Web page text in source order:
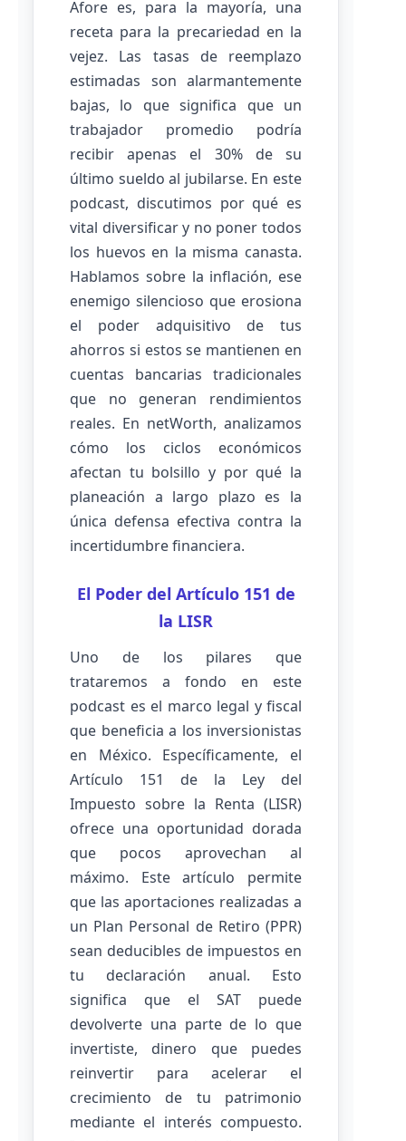
Afore es, para la mayoría, una
receta para la precariedad en la
vejez. Las tasas de reemplazo
estimadas son alarmantemente
bajas, lo que significa que un
trabajador promedio podría
recibir apenas el 30% de su
último sueldo al jubilarse. En este
podcast, discutimos por qué es
vital diversificar y no poner todos
los huevos en la misma canasta.
Hablamos sobre la inflación, ese
enemigo silencioso que erosiona
el poder adquisitivo de tus
ahorros si estos se mantienen en
cuentas bancarias tradicionales
que no generan rendimientos
reales. En netWorth, analizamos
cómo los ciclos económicos
afectan tu bolsillo y por qué la
planeación a largo plazo es la
única defensa efectiva contra la
incertidumbre financiera.
El Poder del Artículo 151 de
la LISR
Uno de los pilares que
trataremos a fondo en este
podcast es el marco legal y fiscal
que beneficia a los inversionistas
en México. Específicamente, el
Artículo 151 de la Ley del
Impuesto sobre la Renta (LISR)
ofrece una oportunidad dorada
que pocos aprovechan al
máximo. Este artículo permite
que las aportaciones realizadas a
un Plan Personal de Retiro (PPR)
sean deducibles de impuestos en
tu declaración anual. Esto
significa que el SAT puede
devolverte una parte de lo que
invertiste, dinero que puedes
reinvertir para acelerar el
crecimiento de tu patrimonio
mediante el interés compuesto.